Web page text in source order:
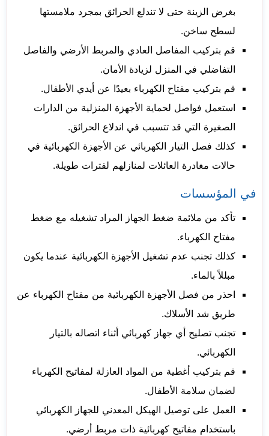
بغرض الزينة حتى لا تندلع الحرائق بمجرد ملامستها
لسطح ساخن.
قم بتركيب المفاصل العادي والمربط الأرضي والفاصل
التفاضلي في المنزل لزيادة الأمان.
قم بتركيب مفتاح الكهرباء بعيدًا عن أيدي الأطفال.
استعمل فواصل لحماية الأجهزة المنزلية من الدارات
الصغيرة التي قد تتسبب في اندلاع الحرائق.
كذلك فصل التيار الكهربائي عن الأجهزة الكهربائية في
حالات مغادرة العائلات لمنازلهم لفترات طويلة.
في المؤسسات
تأكد من ملائمة ضغط الجهاز المراد تشغيله مع ضغط
مفتاح الكهرباء.
كذلك تجنب عدم تشغيل الأجهزة الكهربائية عندما يكون
مبللاً بالماء.
احذر من فصل الأجهزة الكهربائية من مفتاح الكهرباء عن
طريق شد الأسلاك.
تجنب تصليح أي جهاز كهربائي أثناء اتصاله بالتيار
الكهربائي.
قم بتركيب أغطية من المواد العازلة لمفاتيح الكهرباء
لضمان سلامة الأطفال.
العمل على توصيل الهيكل المعدني للجهاز الكهربائي
باستخدام مفاتيح كهربائية ذات مربط أرضي.